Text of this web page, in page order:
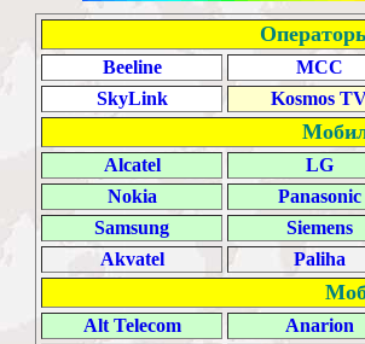
Beeline
MCC
SkyLink
Kosmos
Alcatel
LG
Nokia
Panasonic
Samsung
Siemens
Akvatel
Paliha
Alt Telecom
Anarion